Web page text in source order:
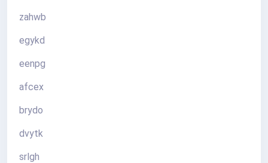
zahwb
egykd
eenpg
afcex
brydo
dvytk
srlgh